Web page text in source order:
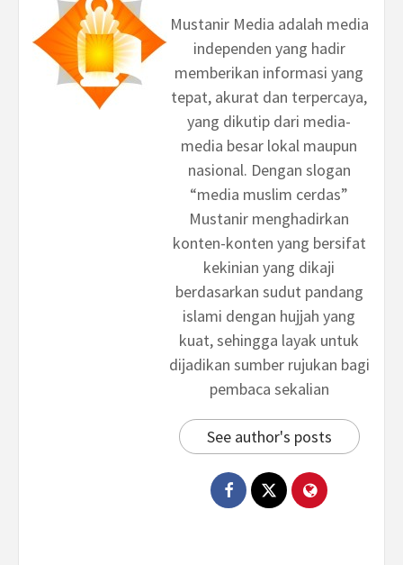
Mustanir Media adalah media
independen yang hadir
memberikan informasi yang
tepat, akurat dan terpercaya,
yang dikutip dari media-
media besar lokal maupun
nasional. Dengan slogan
“media muslim cerdas”
Mustanir menghadirkan
konten-konten yang bersifat
kekinian yang dikaji
berdasarkan sudut pandang
islami dengan hujjah yang
kuat, sehingga layak untuk
dijadikan sumber rujukan bagi
pembaca sekalian
See author's posts